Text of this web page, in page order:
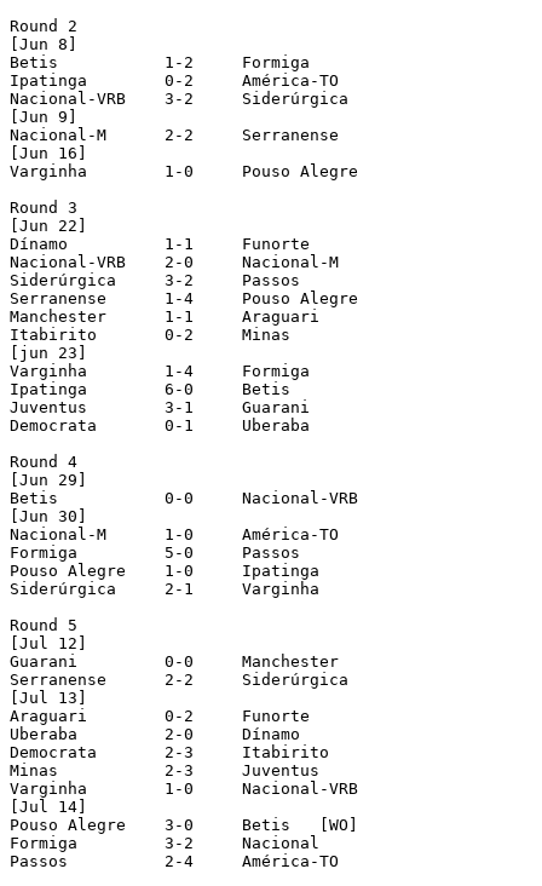
Round 2
[Jun 8]
Betis		1-2	Formiga
Ipatinga	0-2	América-TO
Nacional-VRB	3-2	Siderúrgica
[Jun 9]
Nacional-M	2-2	Serranense
[Jun 16]
Varginha	1-0	Pouso Alegre
Round 3
[Jun 22]
Dínamo		1-1	Funorte
Nacional-VRB	2-0	Nacional-M
Siderúrgica	3-2	Passos
Serranense	1-4	Pouso Alegre
Manchester	1-1	Araguari
Itabirito	0-2	Minas
[jun 23]
Varginha	1-4	Formiga
Ipatinga	6-0	Betis
Juventus	3-1	Guarani
Democrata	0-1	Uberaba
Round 4
[Jun 29]
Betis		0-0	Nacional-VRB
[Jun 30]
Nacional-M	1-0	América-TO
Formiga		5-0	Passos
Pouso Alegre	1-0	Ipatinga
Siderúrgica	2-1	Varginha
Round 5
[Jul 12]
Guarani		0-0	Manchester
Serranense	2-2	Siderúrgica
[Jul 13]
Araguari	0-2	Funorte
Uberaba		2-0	Dínamo
Democrata	2-3	Itabirito
Minas		2-3	Juventus
Varginha	1-0	Nacional-VRB
[Jul 14]
Pouso Alegre	3-0	Betis	[WO]
Formiga		3-2	Nacional
Passos		2-4	América-TO